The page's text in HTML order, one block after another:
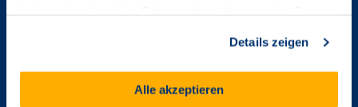
Details zeigen
Alle akzeptieren